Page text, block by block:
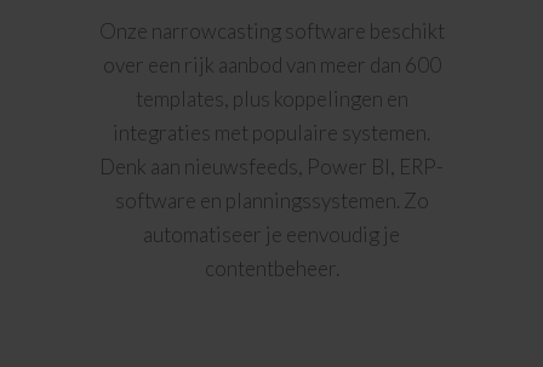
Onze narrowcasting software beschikt
over een rijk aanbod van meer dan 600
templates, plus koppelingen en
integraties met populaire systemen.
Denk aan nieuwsfeeds, Power BI, ERP-
software en planningssystemen. Zo
automatiseer je eenvoudig je
contentbeheer.